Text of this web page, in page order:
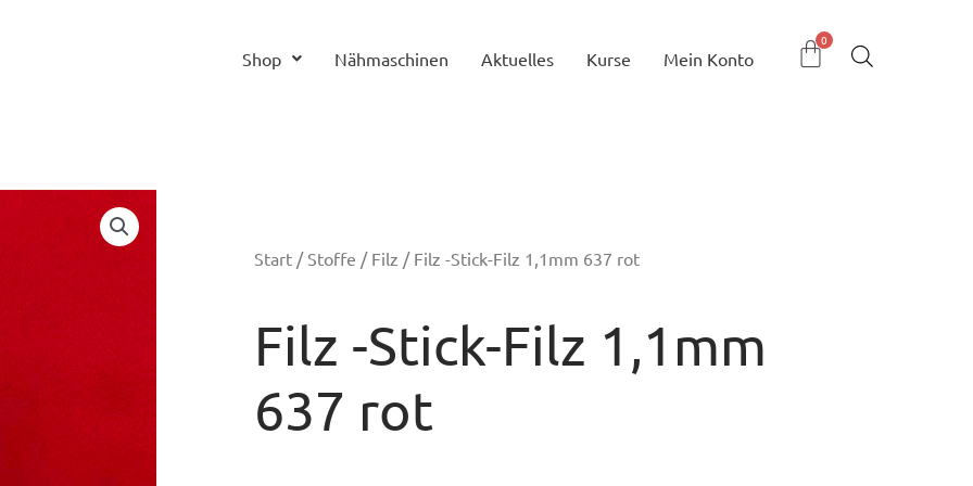
Shop Nähmaschinen Aktuelles Kurse Mein Konto
Start / Stoffe / Filz / Filz -Stick-Filz 1,1mm 637 rot
Filz -Stick-Filz 1,1mm
637 rot